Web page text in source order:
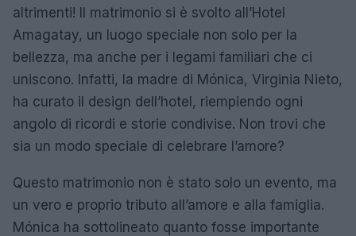
altrimenti! Il matrimonio si è svolto all’Hotel
Amagatay, un luogo speciale non solo per la
bellezza, ma anche per i legami familiari che ci
uniscono. Infatti, la madre di Mónica, Virginia Nieto,
ha curato il design dell’hotel, riempiendo ogni
angolo di ricordi e storie condivise. Non trovi che
sia un modo speciale di celebrare l’amore?
Questo matrimonio non è stato solo un evento, ma
un vero e proprio tributo all’amore e alla famiglia.
Mónica ha sottolineato quanto fosse importante